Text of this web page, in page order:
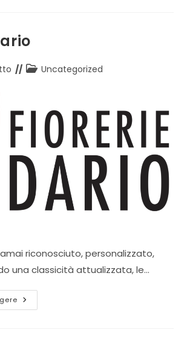
Categoria
Uncategorized
riconosciuto, personalizzato,
una classicità attualizzata, le…
Fiorerie
Dario